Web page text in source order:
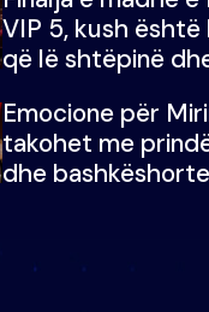
VIP 5, kush është
që lë shtëpinë
çmimin e madh
Emocione për
takohet me
dhe